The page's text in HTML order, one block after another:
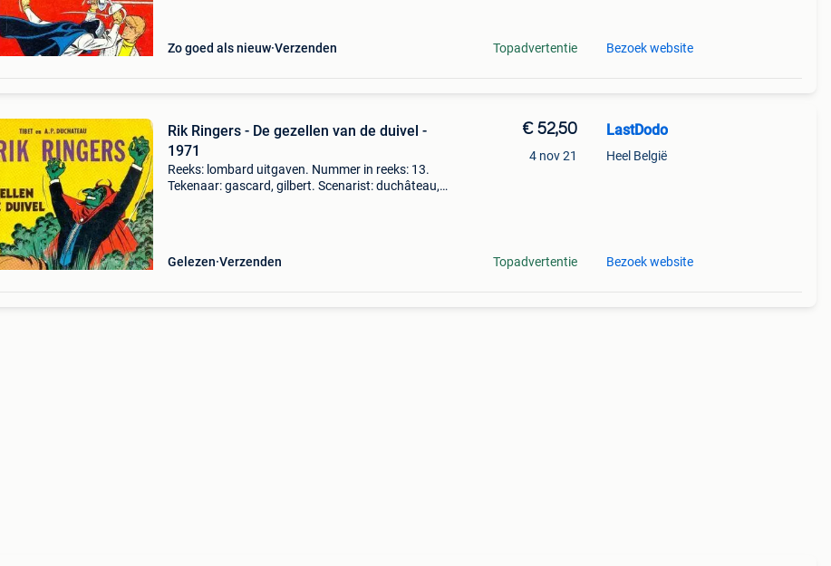
Zo goed als nieuw Verzenden Topadvertentie Bezoek website
Rik Ringers - De gezellen van de duivel -
1971
Reeks: lombard uitgaven. Nummer in reeks: 13.
Tekenaar: gascard, gilbert. Scenarist: duchâteau,
Gelezen Verzenden
€ 52,50
4 nov 21
Topadvertentie
LastDodo
Heel België
Bezoek website